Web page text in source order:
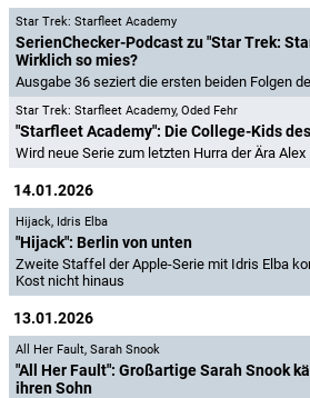
Star Trek: Starfleet Academy
SerienChecker-Podcast zu "Star Trek:
Wirklich so mies?
Ausgabe 36 seziert die ersten beiden Folgen
Star Trek: Starfleet Academy, Oded Fehr
"Starfleet Academy": Die College-Kids
Wird neue Serie zum letzten Hurra der Ära Alex
14.01.2026
Hijack, Idris Elba
"Hijack": Berlin von unten
Zweite Staffel der Apple-Serie mit Idris Elba
Kost nicht hinaus
13.01.2026
All Her Fault, Sarah Snook
"All Her Fault": Großartige Sarah Snook
ihren Sohn